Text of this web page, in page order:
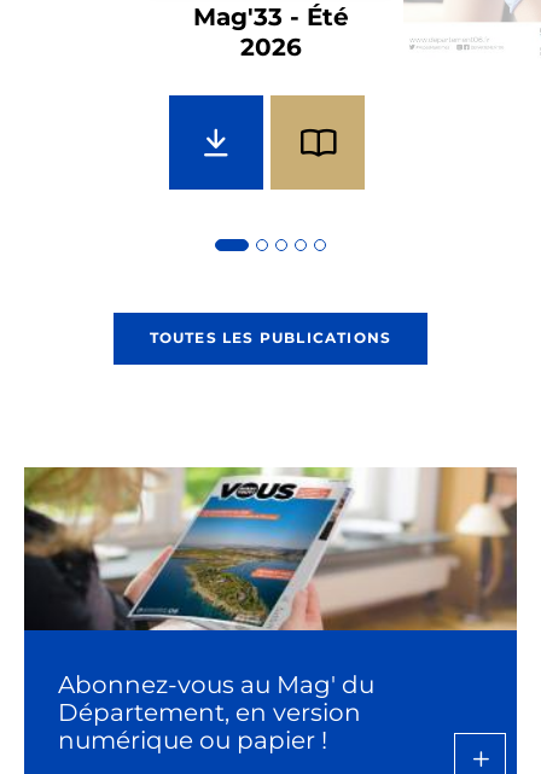
Mag'33 - Été
2026
TOUTES LES PUBLICATIONS
Abonnez-vous au Mag' du
Département, en version
numérique ou papier !